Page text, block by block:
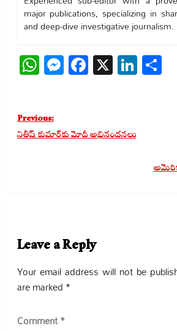
major publications, specializing in
and deep-dive investigative journalism.
WhatsApp
Messenger
Facebook
X
Post
navigation
Previous:
నితీష్ కుమార్‌కు మోదీ అభినందనలు
Leave a Reply
Your email address will not be
are marked *
Comment*